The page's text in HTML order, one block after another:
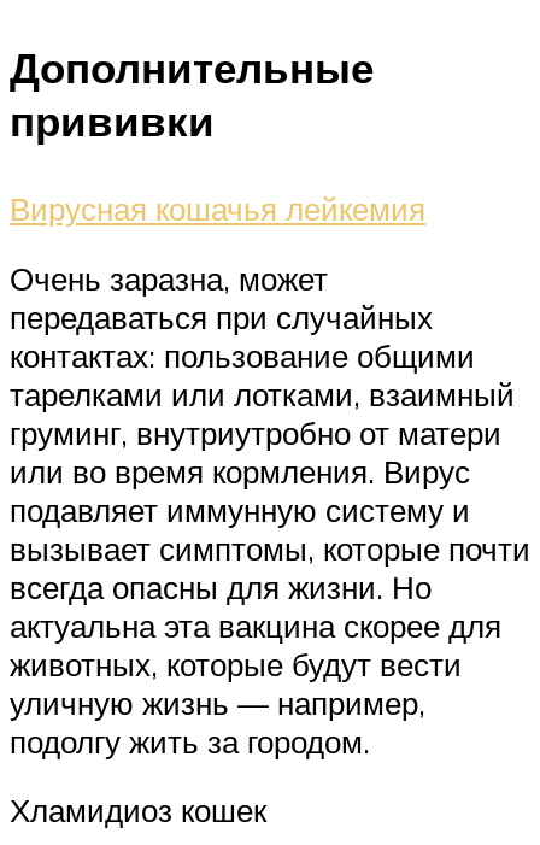
Дополнительные
прививки
Вирусная кошачья лейкемия
Очень заразна, может
передаваться при случайных
контактах: пользование общими
тарелками или лотками, взаимный
груминг, внутриутробно от матери
или во время кормления. Вирус
подавляет иммунную систему и
вызывает симптомы, которые почти
всегда опасны для жизни. Но
актуальна эта вакцина скорее для
животных, которые будут вести
уличную жизнь — например,
подолгу жить за городом.
Хламидиоз кошек